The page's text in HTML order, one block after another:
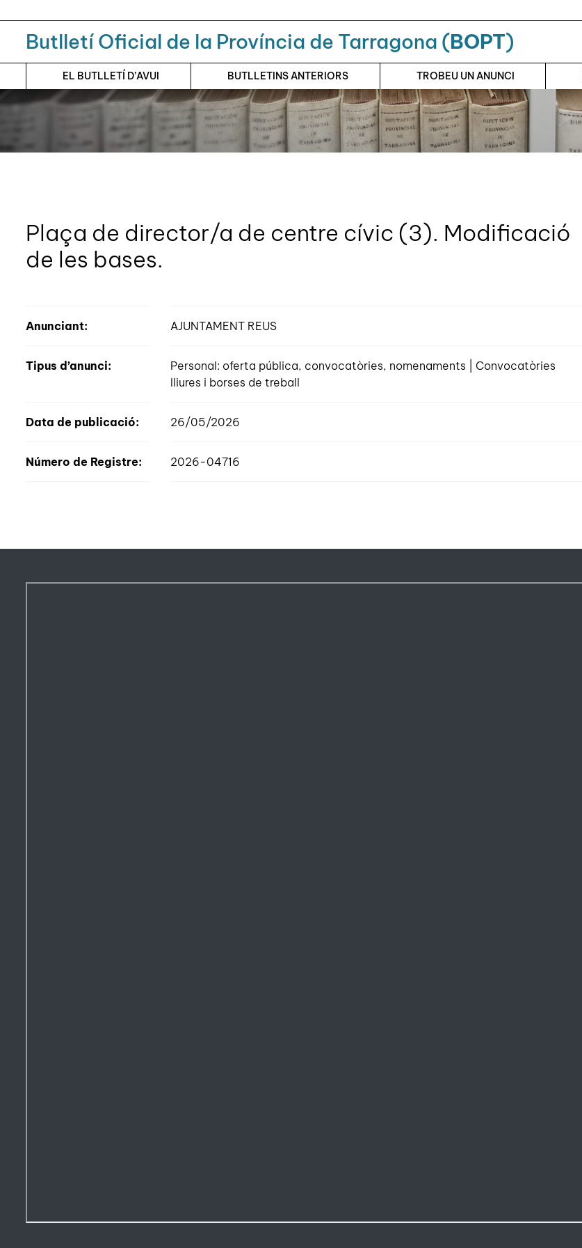
Butlletí Oficial de la Província de Tarragona (BOPT)
EL BUTLLETÍ D’AVUI BUTLLETINS ANTERIORS TROBEU UN ANUNCI
Plaça de director/a de centre cívic (3). Modificació
de les bases.
Anunciant: AJUNTAMENT REUS
Tipus d’anunci:
Personal: oferta pública, convocatòries, nomenaments | Convocatòries
lliures i borses de treball
Data de publicació: 26/05/2026
Número de Registre: 2026-04716